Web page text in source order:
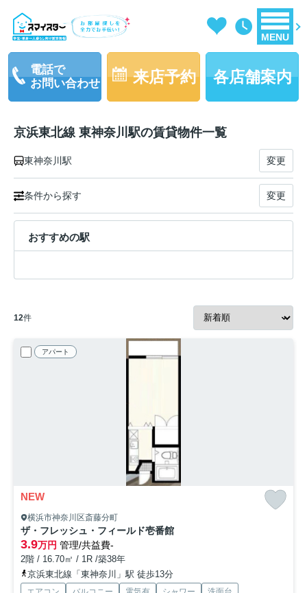
MENU
電話で
お問い合わせ
来店予約 各店舗案内
京浜東北線 東神奈川駅の賃貸物件一覧
東神奈川駅 変更
条件から探す 変更
おすすめの駅
12件
アパート
NEW
横浜市神奈川区斎藤分町
ザ・フレッシュ・フィールド壱番館
3.9万円 管理/共益費-
2階 / 16.70㎡ / 1R /築38年
京浜東北線「東神奈川」駅 徒歩13分